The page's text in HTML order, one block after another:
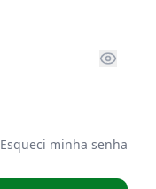
Esqueci minha senha